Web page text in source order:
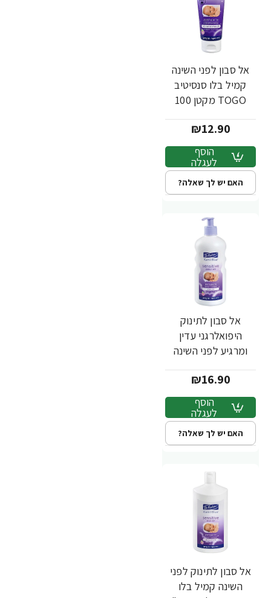
אל סבון לפני השינה
קמיל בלו סנסיטיב
TOGO מקטן 100
₪12.90
הוסף
לעגלה
האם יש לך שאלה?
אל סבון לתינוק
היפואלרגני עדין
ומרגיע לפני השינה
₪16.90
הוסף
לעגלה
האם יש לך שאלה?
אל סבון לתינוק לפני
השינה קמיל בלו